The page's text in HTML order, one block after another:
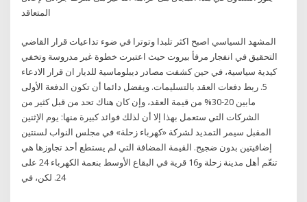
المتعاقد
المشهد السياسي اصبح اكثر تلبدا وتوترا في ضوء تداعيات قرار القاضي
التحقيق في انفجار مرفأ بيروت حيث اعتبرت خطوة غير مدروسة وتخفي
كيدية سياسية، في حين كشفت مصادر ديبلوماسية للديار ان قرار الادعاء
5. ربط دفعات العقد بالتسليمات. ويفضل دائما أن تكون الدفعة الأولى
مابين 20-30% من قيمة العقد، وإن كان هناك تحد من قبل كثير من
الشركات التي ستعمل بهذا إلا أن لذلك فوائد كبيرة منها: يوم الإثنين
المقبل سيمر التمديد لشركة «كهرباء زحلة» في مجلس النواب لسنتين
إضافيتين بدون ضجيج. القيمة المضافة التي لم يستطع أحد تجاوزها هي
تنعّم أهل مدينة زحلة و16 قرية في البقاع الأوسط بنعمة الكهرباء 24 على
24. لكن، في